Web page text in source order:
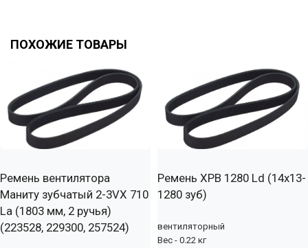
ПОХОЖИЕ ТОВАРЫ
Ремень вентилятора
Маниту зубчатый 2-3VX 710
La (1803 мм, 2 ручья)
(223528, 229300, 257524)
Ремень XPB 1280 Ld (14х13-
1280 зуб)
вентиляторный
Вес - 0.22 кг